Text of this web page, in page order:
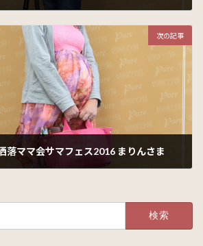
次の記事
落ママ会サマフェス2016 まりんさま